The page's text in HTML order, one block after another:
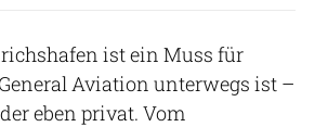
ist ein Muss für
Aviation unterwegs ist –
eben privat. Vom